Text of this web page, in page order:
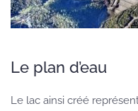
Le plan d’eau
Le lac ainsi créé